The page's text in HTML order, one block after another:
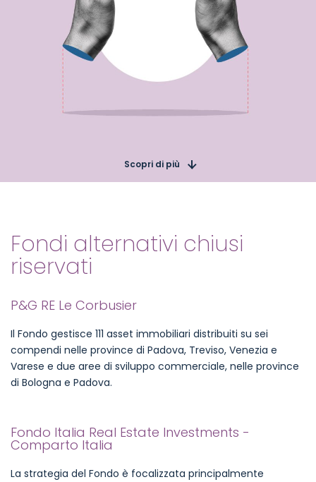
Scopri di più
Fondi alternativi chiusi
riservati
P&G RE Le Corbusier
Il Fondo gestisce 111 asset immobiliari distribuiti su sei
compendi nelle province di Padova, Treviso, Venezia e
Varese e due aree di sviluppo commerciale, nelle province
di Bologna e Padova.
Fondo Italia Real Estate Investments -
Comparto Italia
La strategia del Fondo è focalizzata principalmente